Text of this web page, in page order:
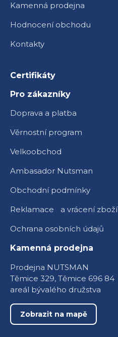
Kamenná prodejna
Hodnocení obchodu
Kontakty
Certifikáty
Pro zákazníky
Doprava a platba
Věrnostní program
Velkoobchod
Ambasador Nutsman
Obchodní podmínky
Reklamace a vrácení zboží
Ochrana osobních údajů
Kamenná prodejna
Prodejna NUTSMAN
Těmice 329, Těmice 696 84
areál bývalého družstva
Zobrazit na mapě